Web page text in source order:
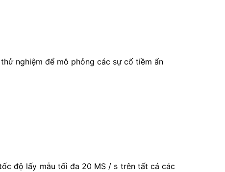
nghiệm để mô phỏng các sự cố tiềm ẩn
độ lấy mẫu tối đa 20 MS / s trên tất cả các